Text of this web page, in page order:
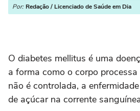
Por: Redação / Licenciado de Saúde em Dia
O diabetes mellitus é uma
a forma como o corpo
não é controlada, a
de açúcar na corrente